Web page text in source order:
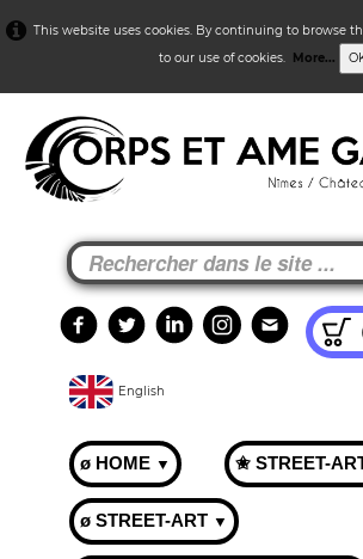
This website uses cookies. By continuing to browse
to our use of cookies. More...
English
ø HOME ▼ ✬ STREET-
ø STREET-ART ▼